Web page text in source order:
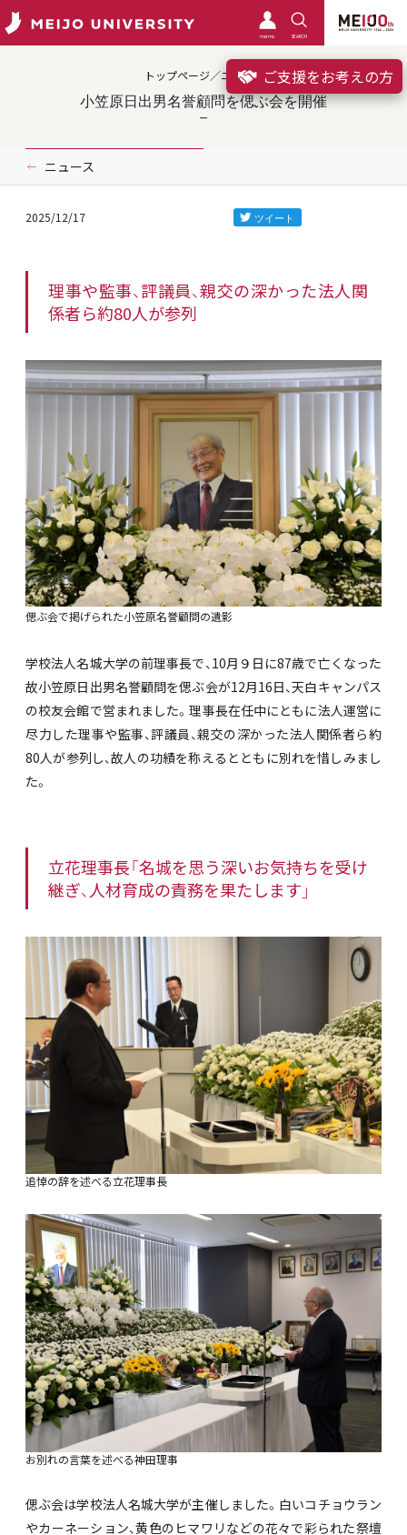
meimo SEARCH
ご支援をお考えの方
トップページ／ニュース
小笠原日出男名誉顧問を偲ぶ会を開催
ニュース
2025/12/17
理事や監事、評議員、親交の深かった法人関
係者ら約80人が参列
偲ぶ会で掲げられた小笠原名誉顧問の遺影
学校法人名城大学の前理事長で、10月９日に87歳で亡くなった
故小笠原日出男名誉顧問を偲ぶ会が12月16日、天白キャンパス
の校友会館で営まれました。理事長在任中にともに法人運営に
尽力した理事や監事、評議員、親交の深かった法人関係者ら約
80人が参列し、故人の功績を称えるとともに別れを惜しみまし
た。
立花理事長「名城を思う深いお気持ちを受け
継ぎ、人材育成の責務を果たします」
追悼の辞を述べる立花理事長
お別れの言葉を述べる神田理事
偲ぶ会は学校法人名城大学が主催しました。白いコチョウラン
やカーネーション、黄色のヒマワリなどの花々で彩られた祭壇